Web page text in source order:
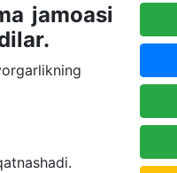
jamoasi